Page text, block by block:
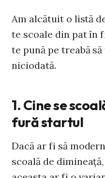
Am alcătuit o listă
te scoale din pat în
te pună pe treabă
niciodată.
1. Cine se
fură startul
Dacă ar fi să
scoală de